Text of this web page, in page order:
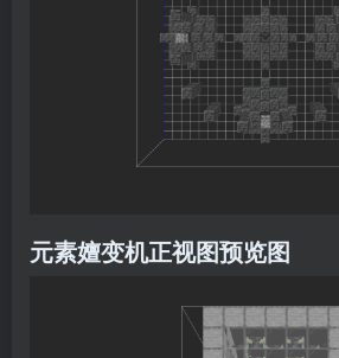
元素嬗变机正视图预览图